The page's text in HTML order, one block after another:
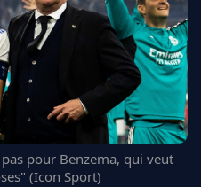
pour Benzema, qui veut
(Icon Sport)